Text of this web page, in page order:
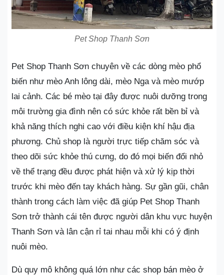
Pet Shop Thanh Sơn
Pet Shop Thanh Sơn chuyên về các dòng mèo phổ
biến như mèo Anh lông dài, mèo Nga và mèo mướp
lai cảnh. Các bé mèo tại đây được nuôi dưỡng trong
môi trường gia đình nên có sức khỏe rất bền bỉ và
khả năng thích nghi cao với điều kiện khí hậu địa
phương. Chủ shop là người trực tiếp chăm sóc và
theo dõi sức khỏe thú cưng, do đó mọi biến đổi nhỏ
về thể trạng đều được phát hiện và xử lý kịp thời
trước khi mèo đến tay khách hàng. Sự gần gũi, chân
thành trong cách làm việc đã giúp Pet Shop Thanh
Sơn trở thành cái tên được người dân khu vực huyện
Thanh Sơn và lân cận rỉ tai nhau mỗi khi có ý định
nuôi mèo.
Dù quy mô không quá lớn như các shop bán mèo ở